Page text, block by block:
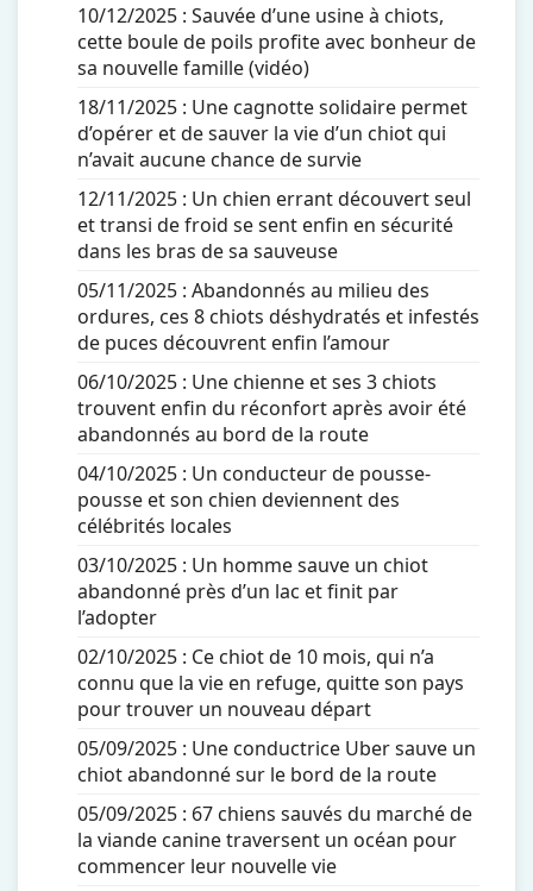
10/12/2025 : Sauvée d’une usine à chiots,
cette boule de poils profite avec bonheur de
sa nouvelle famille (vidéo)
18/11/2025 : Une cagnotte solidaire permet
d’opérer et de sauver la vie d’un chiot qui
n’avait aucune chance de survie
12/11/2025 : Un chien errant découvert seul
et transi de froid se sent enfin en sécurité
dans les bras de sa sauveuse
05/11/2025 : Abandonnés au milieu des
ordures, ces 8 chiots déshydratés et infestés
de puces découvrent enfin l’amour
06/10/2025 : Une chienne et ses 3 chiots
trouvent enfin du réconfort après avoir été
abandonnés au bord de la route
04/10/2025 : Un conducteur de pousse-
pousse et son chien deviennent des
célébrités locales
03/10/2025 : Un homme sauve un chiot
abandonné près d’un lac et finit par
l’adopter
02/10/2025 : Ce chiot de 10 mois, qui n’a
connu que la vie en refuge, quitte son pays
pour trouver un nouveau départ
05/09/2025 : Une conductrice Uber sauve un
chiot abandonné sur le bord de la route
05/09/2025 : 67 chiens sauvés du marché de
la viande canine traversent un océan pour
commencer leur nouvelle vie